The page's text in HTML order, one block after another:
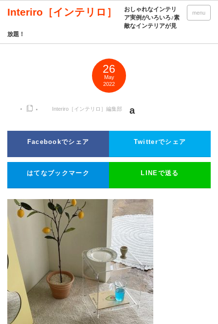
Interiro［インテリロ］ menu
おしゃれなインテリ
ア実例がいろいろ♪素
敵なインテリアが見
放題！
26
May
2022
Interiro［インテリロ］編集部 a
Facebookでシェア Twitterでシェア
はてなブックマーク LINEで送る